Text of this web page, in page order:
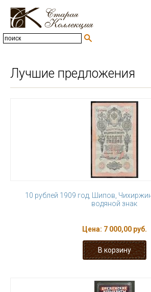
Лучшие предложения
10 рублей 1909 год, Шипов,
водяной знак
Цена: 7 000,00 руб.